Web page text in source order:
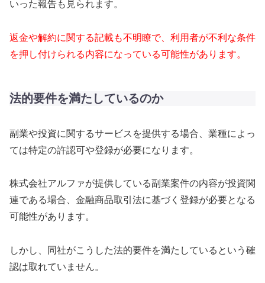
いった報告も見られます。
返金や解約に関する記載も不明瞭で、利用者が不利な条件
を押し付けられる内容になっている可能性があります。
法的要件を満たしているのか
副業や投資に関するサービスを提供する場合、業種によっ
ては特定の許認可や登録が必要になります。
株式会社アルファが提供している副業案件の内容が投資関
連である場合、金融商品取引法に基づく登録が必要となる
可能性があります。
しかし、同社がこうした法的要件を満たしているという確
認は取れていません。